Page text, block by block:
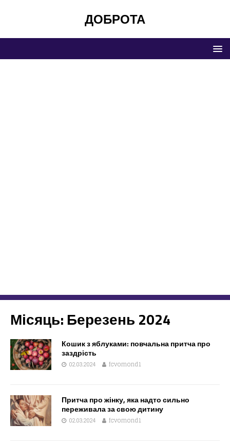
ДОБРОТА
Місяць:Березень 2024
Кошик з яблуками: повчальна притча про
заздрість
02.03.2024 fcvomond1
Притча про жінку, яка надто сильно
переживала за свою дитину
02.03.2024 fcvomond1